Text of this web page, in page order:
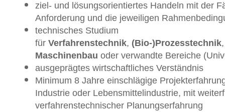
ziel- und lösungsorientiertes Handeln mit der
Anforderung und die jeweiligen
technisches Studium
für Verfahrenstechnik, (Bio-)Prozesstechnik
Maschinenbau oder verwandte Bereiche
ausgeprägtes wirtschaftliches Verständnis
Minimum 8 Jahre einschlägige
Industrie oder Lebensmittelindustrie, mit
verfahrenstechnischer Planungserfahrung